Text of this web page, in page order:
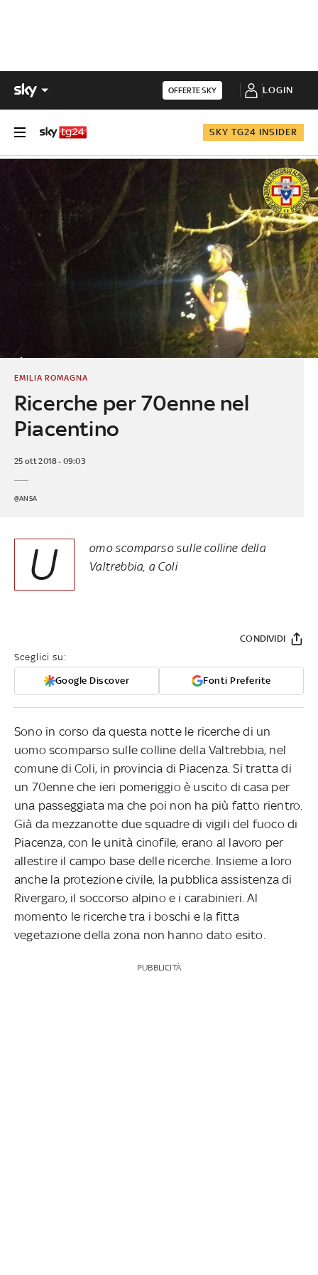
OFFERTE SKY LOGIN
SKY TG24 INSIDER
Ricerche per 70enne nel
Piacentino
EMILIA ROMAGNA
25 ott 2018 - 09:03
@ANSA
U
omo scomparso sulle colline della
Valtrebbia, a Coli
Sceglici su:
Google Discover Fonti Preferite
CONDIVIDI
Sono in corso da questa notte le ricerche di un
uomo scomparso sulle colline della Valtrebbia, nel
comune di Coli, in provincia di Piacenza. Si tratta di
un 70enne che ieri pomeriggio è uscito di casa per
una passeggiata ma che poi non ha più fatto rientro.
Già da mezzanotte due squadre di vigili del fuoco di
Piacenza, con le unità cinofile, erano al lavoro per
allestire il campo base delle ricerche. Insieme a loro
anche la protezione civile, la pubblica assistenza di
Rivergaro, il soccorso alpino e i carabinieri. Al
momento le ricerche tra i boschi e la fitta
vegetazione della zona non hanno dato esito.
PUBBLICITÀ